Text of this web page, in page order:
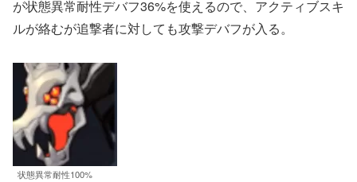
が状態異常耐性デバフ36%を使えるので、アクティブスキ
ルが絡むが追撃者に対しても攻撃デバフが入る。
状態異常耐性100%